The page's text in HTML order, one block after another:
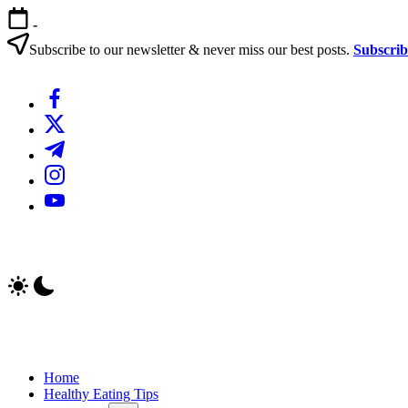
এড়িয়ে
লেখায়
যান
-
Subscribe to our newsletter & never miss our best posts.
https://www.facebook.com/
https://twitter.com/
https://t.me/
https://www.instagram.com/
https://youtube.com/
Home
Healthy Eating Tips